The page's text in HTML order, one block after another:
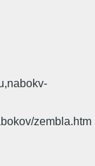
zembla.htm